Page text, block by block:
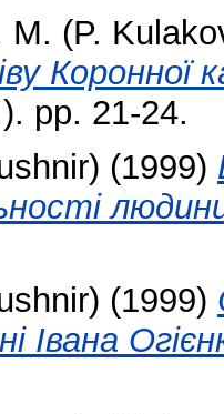
М. (P.
Коронної
pp. 21-24.
(1999)
(1999)
Івана